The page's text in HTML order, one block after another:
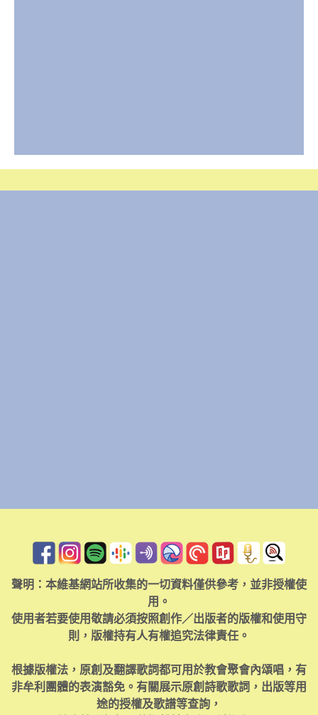
聲明：本維基網站所收集的一切資料僅供參考，並非授權使
用。
使用者若要使用敬請必須按照創作／出版者的版權和使用守
則，版權持有人有權追究法律責任。
根據版權法，原創及翻譯歌詞都可用於教會聚會內頌唱，有
非牟利團體的表演豁免。有關展示原創詩歌歌詞，出版等用
途的授權及歌譜等查詢，